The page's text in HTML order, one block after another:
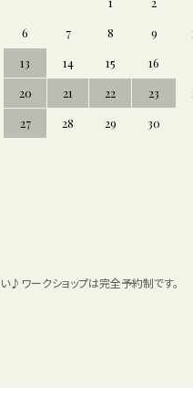
6
7 8 9
13
14 15 16
20
21 22 23
27
28 29 30
♪ワークショップは完全予約制です。